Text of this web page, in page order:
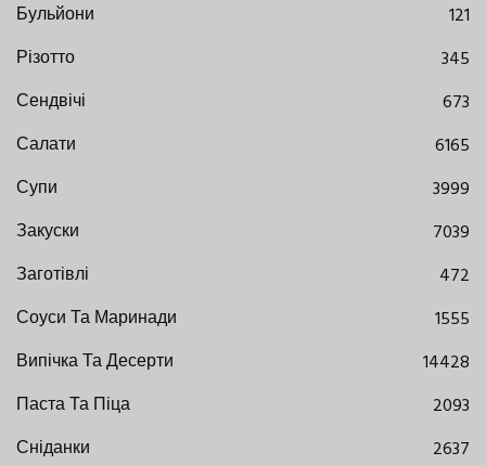
Бульйони
121
Різотто
345
Сендвічі
673
Салати
6165
Супи
3999
Закуски
7039
Заготівлі
472
Соуси Та Маринади
1555
Випічка Та Десерти
14428
Паста Та Піца
2093
Сніданки
2637